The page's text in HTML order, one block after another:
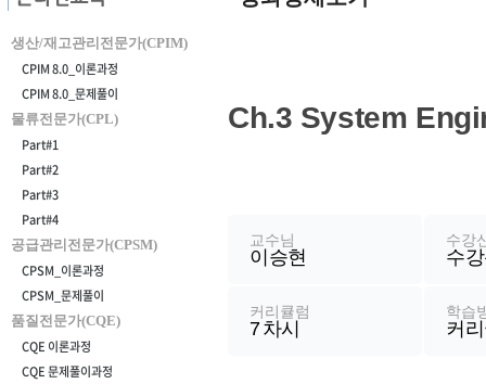
보
Ch.3 System
교수님
이승현
수강
수
커리큘럼
7차시
학습
커
생산/재고관리전문가(CPIM)
CPIM 8.0_이론과정
CPIM 8.0_문제풀이
물류전문가(CPL)
Part#1
Part#2
Part#3
Part#4
공급관리전문가(CPSM)
CPSM_이론과정
CPSM_문제풀이
품질전문가(CQE)
CQE 이론과정
CQE 문제풀이과정